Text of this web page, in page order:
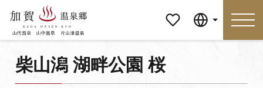
ージ
Language
柴山潟 湖畔公園 桜